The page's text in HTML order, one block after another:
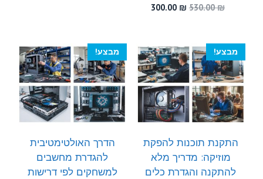
530.00₪
המחיר
530.00 ₪.
300.00 ₪
300.00 ₪.
מבצע!
התקנת תוכנות להפקת
מוזיקה: מדריך מלא
להתקנה והגדרת כלים
מבצע!
הדרך האולטימטיבית
להגדרת מחשבים
למשחקים לפי דרישות